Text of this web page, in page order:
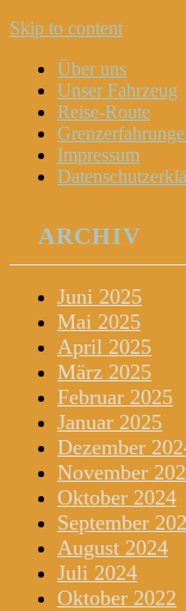
Skip to content
Über uns
Unser Fahrzeug
Reise-Route
Impressum
ARCHIV
Juni 2025
Mai 2025
April 2025
März 2025
Februar 2025
Januar 2025
Dezember
November
Oktober 2024
September
August 2024
Juli 2024
Oktober 2022